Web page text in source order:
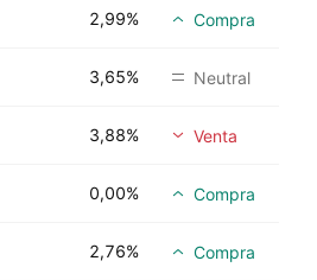
2,99% Compra
3,65% Neutral
3,88% Venta
0,00% Compra
2,76% Compra